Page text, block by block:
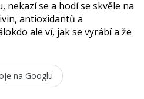
nekazí se a hodí se skvěle na
antioxidantů a
ale ví, jak se vyrábí a že
na Googlu